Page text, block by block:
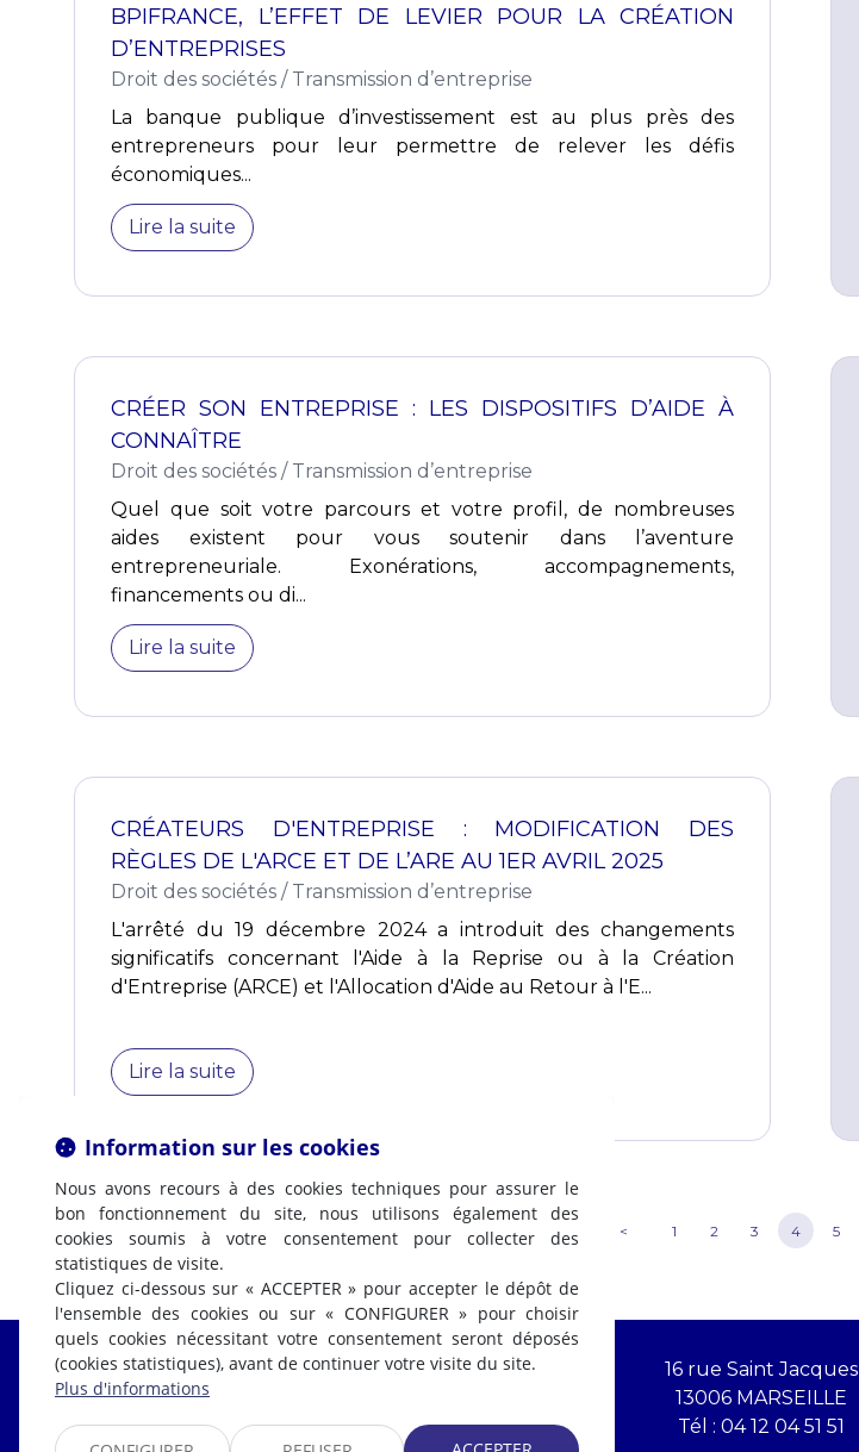
BPIFRANCE, L’EFFET DE LEVIER POUR LA CRÉATION
D’ENTREPRISES
Droit des sociétés / Transmission d’entreprise
La banque publique d’investissement est au plus près des
entrepreneurs pour leur permettre de relever les défis
économiques...
Lire la suite
CRÉER SON ENTREPRISE : LES DISPOSITIFS D’AIDE À
CONNAÎTRE
Droit des sociétés / Transmission d’entreprise
Quel que soit votre parcours et votre profil, de nombreuses
aides existent pour vous soutenir dans l’aventure
entrepreneuriale. Exonérations, accompagnements,
financements ou di...
Lire la suite
CRÉATEURS D'ENTREPRISE : MODIFICATION DES
RÈGLES DE L'ARCE ET DE L’ARE AU 1ER AVRIL 2025
Droit des sociétés / Transmission d’entreprise
L'arrêté du 19 décembre 2024 a introduit des changements
significatifs concernant l'Aide à la Reprise ou à la Création
d'Entreprise (ARCE) et l'Allocation d'Aide au Retour à l'E...
Lire la suite
< 1 2 3 4 5
Fabrice LABI
16 rue Saint Jacques
13006 MARSEILLE
Tél : 04 12 04 51 51
Information sur les cookies
Nous avons recours à des cookies techniques pour assurer le
bon fonctionnement du site, nous utilisons également des
cookies soumis à votre consentement pour collecter des
statistiques de visite.
Cliquez ci-dessous sur « ACCEPTER » pour accepter le dépôt de
l'ensemble des cookies ou sur « CONFIGURER » pour choisir
quels cookies nécessitant votre consentement seront déposés
(cookies statistiques), avant de continuer votre visite du site.
Plus d'informations